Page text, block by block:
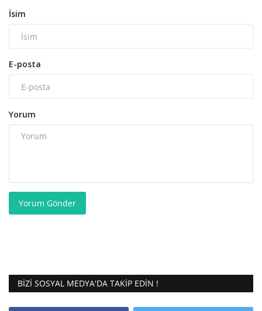
İsim
E-posta
Yorum
Yorum Gönder
BIZI SOSYAL MEDYA'DA TAKIP EDIN !